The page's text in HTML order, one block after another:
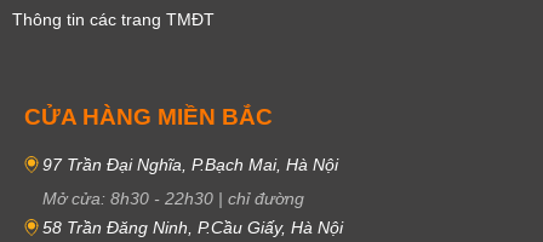
Thông tin các trang TMĐT
CỬA HÀNG MIỀN BẮC
97 Trần Đại Nghĩa, P.Bạch Mai, Hà Nội
Mở cửa: 8h30 - 22h30 | chỉ đường
58 Trần Đăng Ninh, P.Cầu Giấy, Hà Nội